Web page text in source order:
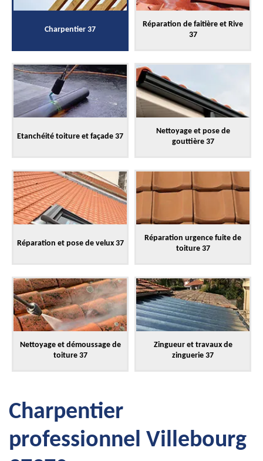
Charpentier 37
Réparation de faitière et Rive
37
Etanchéité toiture et façade 37
Nettoyage et pose de
gouttière 37
Réparation et pose de velux 37
Réparation urgence fuite de
toiture 37
Nettoyage et démoussage de
toiture 37
Zingueur et travaux de
zinguerie 37
Charpentier
professionnel Villebourg